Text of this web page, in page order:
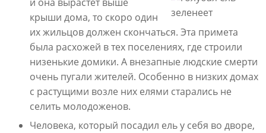
крыши дома, то скоро один
их жильцов должен скончаться. Эта примета
была расхожей в тех поселениях, где строили
низенькие домики. А внезапные людские смерти
очень пугали жителей. Особенно в низких домах
с растущими возле них елями старались не
селить молодоженов.
Человека, который посадил ель у себя во дворе,